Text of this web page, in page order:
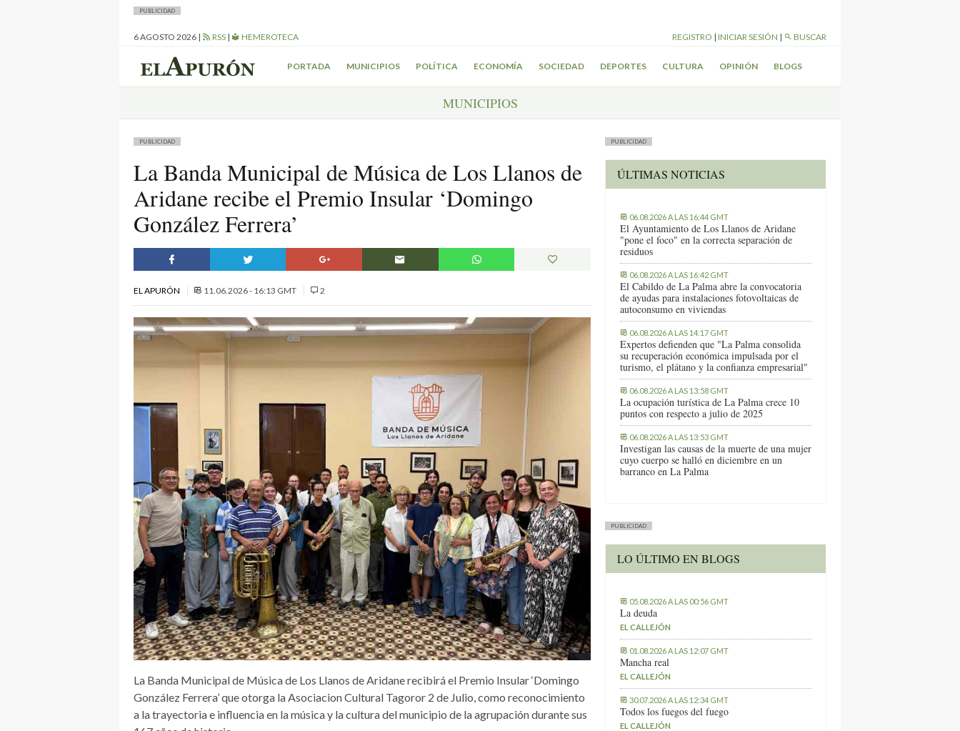
PUBLICIDAD
6 AGOSTO 2026 | RSS | HEMEROTECA REGISTRO | INICIAR SESIÓN | BUSCAR
PORTADA MUNICIPIOS POLÍTICA ECONOMÍA SOCIEDAD DEPORTES CULTURA OPINIÓN BLOGS
MUNICIPIOS
PUBLICIDAD
La Banda Municipal de Música de Los Llanos de
Aridane recibe el Premio Insular ‘Domingo
González Ferrera’
EL APURÓN 11.06.2026 - 16:13 GMT 2
La Banda Municipal de Música de Los Llanos de Aridane recibirá el Premio Insular ‘Domingo
González Ferrera’ que otorga la Asociacion Cultural Tagoror 2 de Julio, como reconocimiento
a la trayectoria e influencia en la música y la cultura del municipio de la agrupación durante sus
PUBLICIDAD
ÚLTIMAS NOTICIAS
06.08.2026 A LAS 16:44 GMT
El Ayuntamiento de Los Llanos de Aridane
"pone el foco" en la correcta separación de
residuos
06.08.2026 A LAS 16:42 GMT
El Cabildo de La Palma abre la convocatoria
de ayudas para instalaciones fotovoltaicas de
autoconsumo en viviendas
06.08.2026 A LAS 14:17 GMT
Expertos defienden que "La Palma consolida
su recuperación económica impulsada por el
turismo, el plátano y la confianza empresarial"
06.08.2026 A LAS 13:58 GMT
La ocupación turística de La Palma crece 10
puntos con respecto a julio de 2025
06.08.2026 A LAS 13:53 GMT
Investigan las causas de la muerte de una mujer
cuyo cuerpo se halló en diciembre en un
barranco en La Palma
PUBLICIDAD
LO ÚLTIMO EN BLOGS
05.08.2026 A LAS 00:56 GMT
La deuda
EL CALLEJÓN
01.08.2026 A LAS 12:07 GMT
Mancha real
EL CALLEJÓN
30.07.2026 A LAS 12:34 GMT
Todos los fuegos del fuego
EL CALLEJÓN